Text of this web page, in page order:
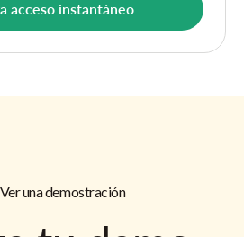
Ver una demostración